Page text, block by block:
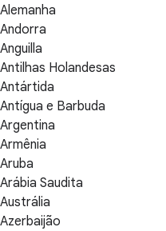
Alemanha
Andorra
Anguilla
Antilhas Holandesas
Antártida
Antígua e Barbuda
Argentina
Armênia
Aruba
Arábia Saudita
Austrália
Azerbaijão